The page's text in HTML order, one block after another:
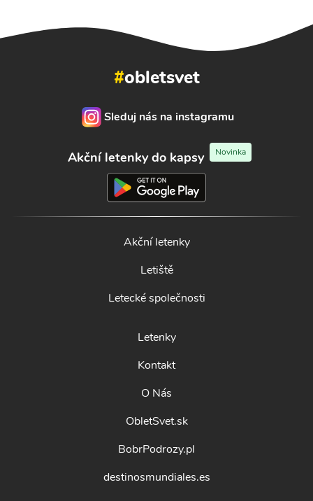
#obletsvet
Sleduj nás na instagramu
Akční letenky do kapsy Novinka
Akční letenky
Letiště
Letecké společnosti
Letenky
Kontakt
O Nás
ObletSvet.sk
BobrPodrozy.pl
destinosmundiales.es